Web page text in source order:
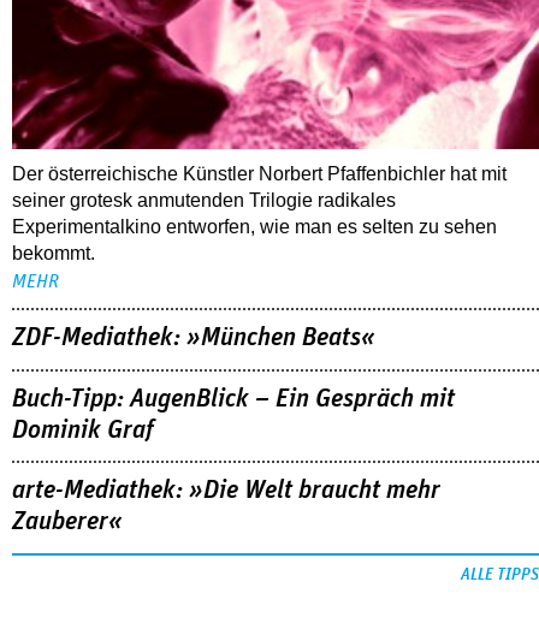
Der österreichische Künstler Norbert Pfaffenbichler hat mit
seiner grotesk anmutenden Trilogie radikales
Experimentalkino entworfen, wie man es selten zu sehen
bekommt.
MEHR
ZDF-Mediathek: »München Beats«
Buch-Tipp: AugenBlick – Ein Gespräch mit
Dominik Graf
arte-Mediathek: »Die Welt braucht mehr
Zauberer«
ALLE TIPPS